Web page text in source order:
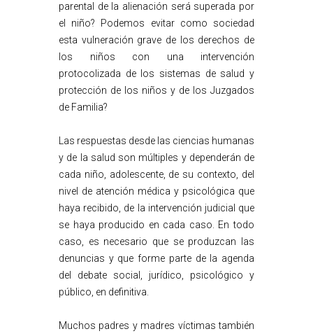
parental de la alienación será superada por
el niño? Podemos evitar como sociedad
esta vulneración grave de los derechos de
los niños con una intervención
protocolizada de los sistemas de salud y
protección de los niños y de los Juzgados
de Familia?
Las respuestas desde las ciencias humanas
y de la salud son múltiples y dependerán de
cada niño, adolescente, de su contexto, del
nivel de atención médica y psicológica que
haya recibido, de la intervención judicial que
se haya producido en cada caso. En todo
caso, es necesario que se produzcan las
denuncias y que forme parte de la agenda
del debate social, jurídico, psicológico y
público, en definitiva.
Muchos padres y madres víctimas también